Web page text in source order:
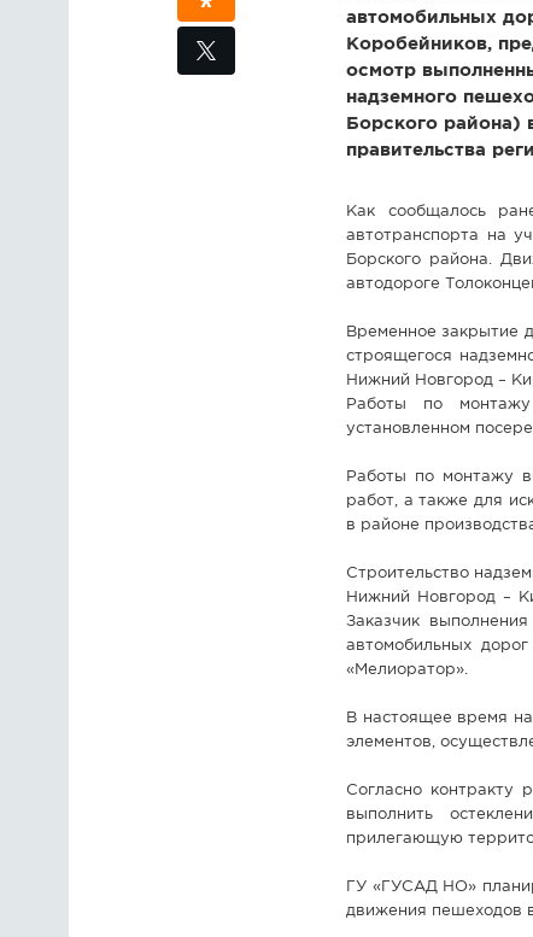
автомобильных
Коробейников,
осмотр
надземного
Борского района)
правительства
Как сообщалось
автотранспорта на
Борского района.
автодороге
Временное закрытие
строящегося
Нижний Новгород –
Работы по монтажу
установленном
Работы по монтажу
работ, а также для
в районе
Строительство
Нижний Новгород –
Заказчик
автомобильных
«Мелиоратор».
В настоящее время
элементов,
Согласно контракту
выполнить
прилегающую
ГУ «ГУСАД НО»
движения пешеходов